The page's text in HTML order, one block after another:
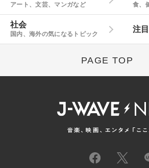
アート、文芸、マンガなど 食、
社会
国内、海外の気になるトピック
注
PAGE TOP